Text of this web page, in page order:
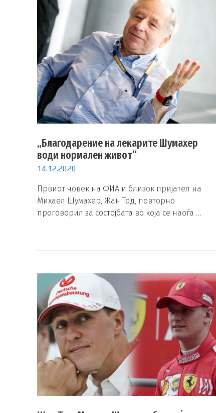
„Благодарение на лекарите Шумахер
води нормален живот“
14.12.2020
Првиот човек на ФИА и близок пријател на
Михаел Шумахер, Жан Тод, повторно
проговорил за состојбата во која се наоѓа …